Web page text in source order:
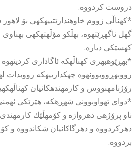
دروست كردووه.
*كهناڵی زووم خاوهندارێتییهكهی بۆ
گهل ناگهڕێتهوه، بهڵكو مۆڵهتهكهی
كهسێكی دیاره.
*بهڕێوهبهری كهناڵهكه ئاگاداری
رووبهڕووبوونهوه چهكدارییهكه رووبدات
رۆژنامهنووس و كارمهندهكانیان
*دوای تهواوبوونی شهڕهكه، هێزێكی
ناو پرۆژهی دهروازه و كۆمهڵێك كارمهندی
دهركردووه و دهرگاكانیان شكاندووه و
بردووه.